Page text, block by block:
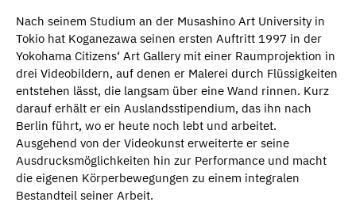
Nach seinem Studium an der Musashino Art University in
Tokio hat Koganezawa seinen ersten Auftritt 1997 in der
Yokohama Citizens‘ Art Gallery mit einer Raumprojektion in
drei Videobildern, auf denen er Malerei durch Flüssigkeiten
entstehen lässt, die langsam über eine Wand rinnen. Kurz
darauf erhält er ein Auslandsstipendium, das ihn nach
Berlin führt, wo er heute noch lebt und arbeitet.
Ausgehend von der Videokunst erweiterte er seine
Ausdrucksmöglichkeiten hin zur Performance und macht
die eigenen Körperbewegungen zu einem integralen
Bestandteil seiner Arbeit.